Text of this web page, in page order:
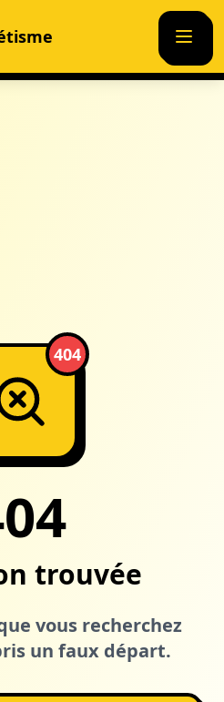
404
trouvée
vous recherchez
un faux départ.